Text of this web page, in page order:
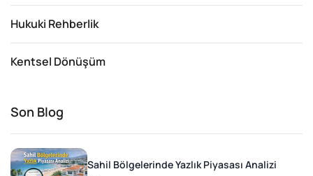
Hukuki Rehberlik
Kentsel Dönüşüm
Son Blog
Sahil Bölgelerinde Yazlık Piyasası Analizi